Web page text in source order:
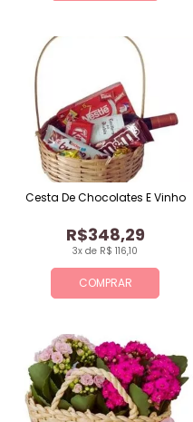
COMPRAR
3x de R$ 116,10
R$348,29
Cesta De Chocolates E Vinho